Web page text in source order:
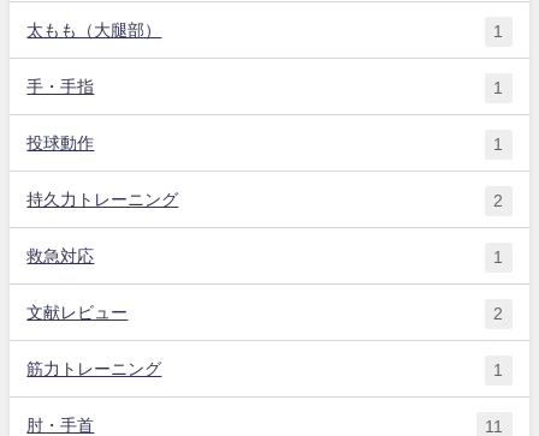
太もも（大腿部） 1
手・手指 1
投球動作 1
持久力トレーニング 2
救急対応 1
文献レビュー 2
筋力トレーニング 1
肘・手首 11